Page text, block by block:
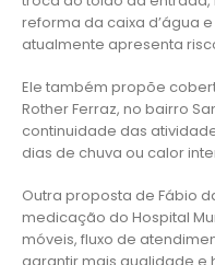
reforma da caixa d’água
atualmente apresenta
Ele também propõe
Rother Ferraz, no bairro
continuidade das
dias de chuva ou calor
Outra proposta de Fábio
medicação do Hospital
móveis, fluxo de
garantir mais qualidade e